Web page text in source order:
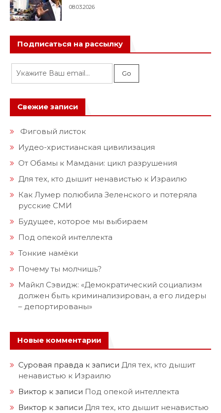
08.03.2026
Подписаться на рассылку
Свежие записи
Фиговый листок
Иудео-христианская цивилизация
От Обамы к Мамдани: цикл разрушения
Для тех, кто дышит ненавистью к Израилю
Как Лумер полюбила Зеленского и потеряла
русские СМИ
Будущее, которое мы выбираем
Под опекой интеллекта
Тонкие намёки
Почему ты молчишь?
Майкл Сэвидж: «Демократический социализм
должен быть криминализирован, а его лидеры
– депортированы»
Новые комментарии
Суровая правда к записи Для тех, кто дышит
ненавистью к Израилю
Виктор к записи Под опекой интеллекта
Виктор к записи Для тех, кто дышит ненавистью